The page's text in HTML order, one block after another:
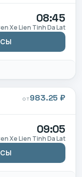
08:45
Xe Lien Tinh Da Lat
ОТ983.25 ₽
09:05
Xe Lien Tinh Da Lat